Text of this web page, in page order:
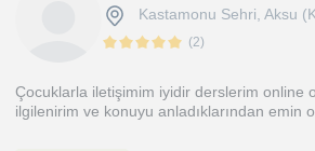
Kastamonu Sehri, Aksu
(2)
Çocuklarla iletişimim iyidir derslerim online
ilgilenirim ve konuyu anladıklarından emin